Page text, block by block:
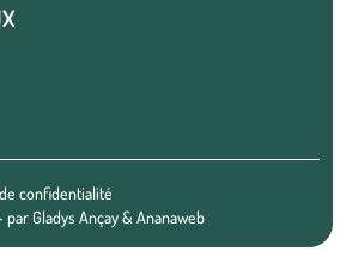
confidentialité
parGladys Ançay&Ananaweb